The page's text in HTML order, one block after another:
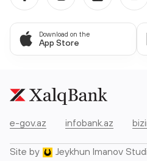
Download on the
App Store
e-gov.az infobank.az
Site by
Jeykhun Imanov